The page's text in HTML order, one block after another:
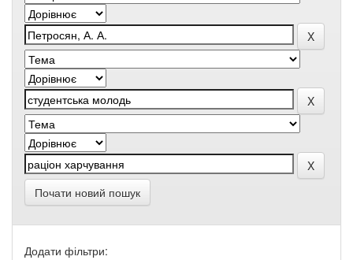
Почати новий пошук
Додати фільтри: